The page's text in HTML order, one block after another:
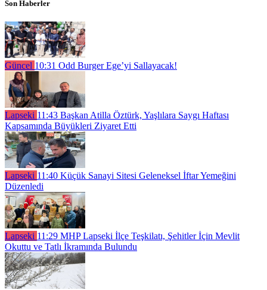
Son Haberler
Güncel 10:31 Odd Burger Ege’yi Sallayacak!
Lapseki 11:43 Başkan Atilla Öztürk, Yaşlılara Saygı Haftası
Kapsamında Büyükleri Ziyaret Etti
Lapseki 11:40 Küçük Sanayi Sitesi Geleneksel İftar Yemeğini
Düzenledi
Lapseki 11:29 MHP Lapseki İlçe Teşkilatı, Şehitler İçin Mevlit
Okuttu ve Tatlı İkramında Bulundu